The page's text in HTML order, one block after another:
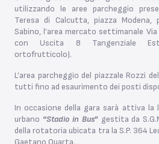
utilizzando le aree parcheggio
Teresa di Calcutta, piazza Modena,
Sabino, l’area mercato settimanale
con Uscita 8 Tangenziale
ortofrutticolo).
L’area parcheggio del piazzale Rozzi
tutti fino ad esaurimento dei posti
In occasione della gara sarà attiva la
urbano “Stadio in Bus”gestita da
della rotatoria ubicata tra la S.P. 364
Gaetano Quarta.